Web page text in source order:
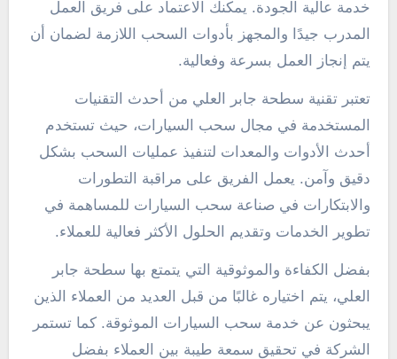
خدمة عالية الجودة. يمكنك الاعتماد على فريق العمل
المدرب جيدًا والمجهز بأدوات السحب اللازمة لضمان أن
يتم إنجاز العمل بسرعة وفعالية.
تعتبر تقنية سطحة جابر العلي من أحدث التقنيات
المستخدمة في مجال سحب السيارات، حيث تستخدم
أحدث الأدوات والمعدات لتنفيذ عمليات السحب بشكل
دقيق وآمن. يعمل الفريق على مراقبة التطورات
والابتكارات في صناعة سحب السيارات للمساهمة في
تطوير الخدمات وتقديم الحلول الأكثر فعالية للعملاء.
بفضل الكفاءة والموثوقية التي يتمتع بها سطحة جابر
العلي، يتم اختياره غالبًا من قبل العديد من العملاء الذين
يبحثون عن خدمة سحب السيارات الموثوقة. كما تستمر
الشركة في تحقيق سمعة طيبة بين العملاء بفضل